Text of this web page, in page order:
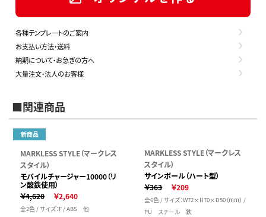
各種テンプレートのご案内
お支払い方法・送料
納期について・お急ぎの方へ
大量注文・法人のお客様
■関連商品
新商品
MARKLESS STYLE（マークレス
スタイル）
モバイルチャージャー10000（リ
ン酸鉄使用）
￥4,620
￥2,640
全2色 / サイズ：F / ABS 他
MARKLESS STYLE（マークレス
スタイル）
サインボール（ハート型）
￥363
￥209
全6色 / サイズ：W72×H70×D50（mm） /
PU スチール 鉄